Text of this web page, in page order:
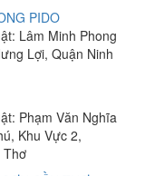
PIDO
Lâm Minh Phong
Lợi, Quận Ninh
Phạm Văn Nghĩa
Khu Vực 2,
Thơ